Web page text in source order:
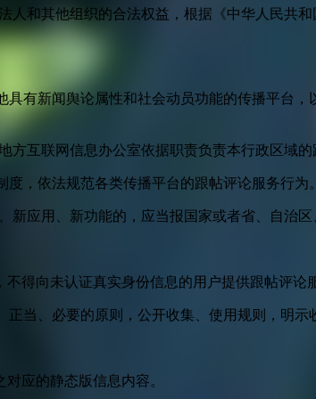
和其他组织的合法权益，根据《中华人民共
有新闻舆论属性和社会动员功能的传播平台
互联网信息办公室依据职责负责本行政区域
，依法规范各类传播平台的跟帖评论服务行为
应用、新功能的，应当报国家或者省、自治
不得向未认证真实身份信息的用户提供跟帖评论
当、必要的原则，公开收集、使用规则，明
应的静态版信息内容。